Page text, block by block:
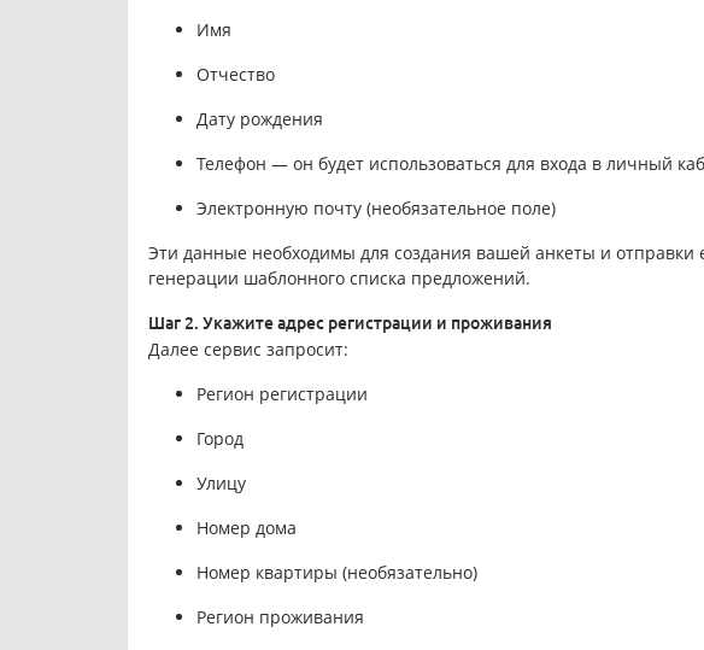
Имя
Отчество
Дату рождения
Телефон — он будет использоваться для входа в личный
Электронную почту (необязательное поле)
Эти данные необходимы для создания вашей анкеты и
генерации шаблонного списка предложений.
Шаг 2. Укажите адрес регистрации и проживания
Далее сервис запросит:
Регион регистрации
Город
Улицу
Номер дома
Номер квартиры (необязательно)
Регион проживания